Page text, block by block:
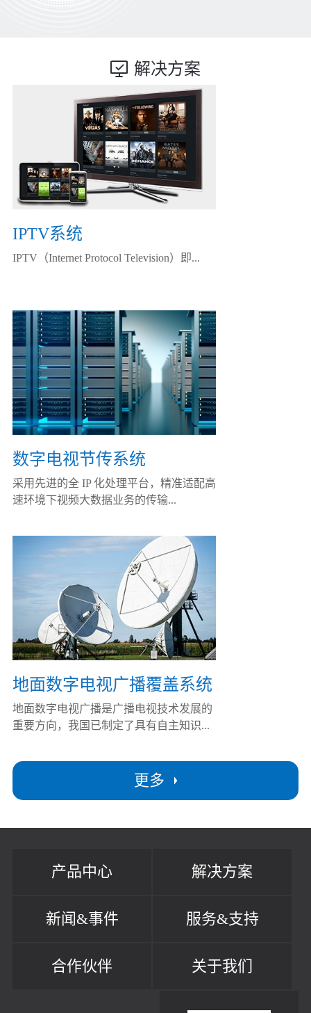
解决方案
更多
IPTV系统
IPTV（Internet Protocol Television）即...
数字电视节传系统
采用先进的全 IP 化处理平台，精准适配高
速环境下视频大数据业务的传输...
地面数字电视广播覆盖系统
地面数字电视广播是广播电视技术发展的
重要方向，我国已制定了具有自主知识...
产品中心 解决方案
新闻&事件 服务&支持
合作伙伴 关于我们